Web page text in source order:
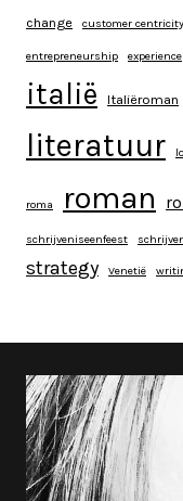
change customer centricity
entrepreneurship experience
italië Italiëroman
literatuur
roma roman
schrijveniseenfeest
strategy Venetië